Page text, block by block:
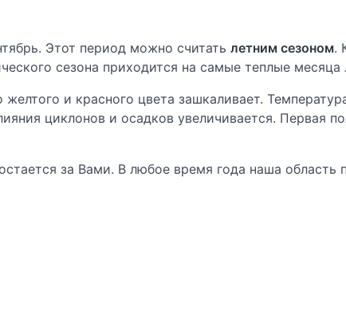
Этот период можно считать летним сезоном.
сезона приходится на самые теплые
и красного цвета зашкаливает.
циклонов и осадков увеличивается. Первая
за Вами. В любое время года наша область